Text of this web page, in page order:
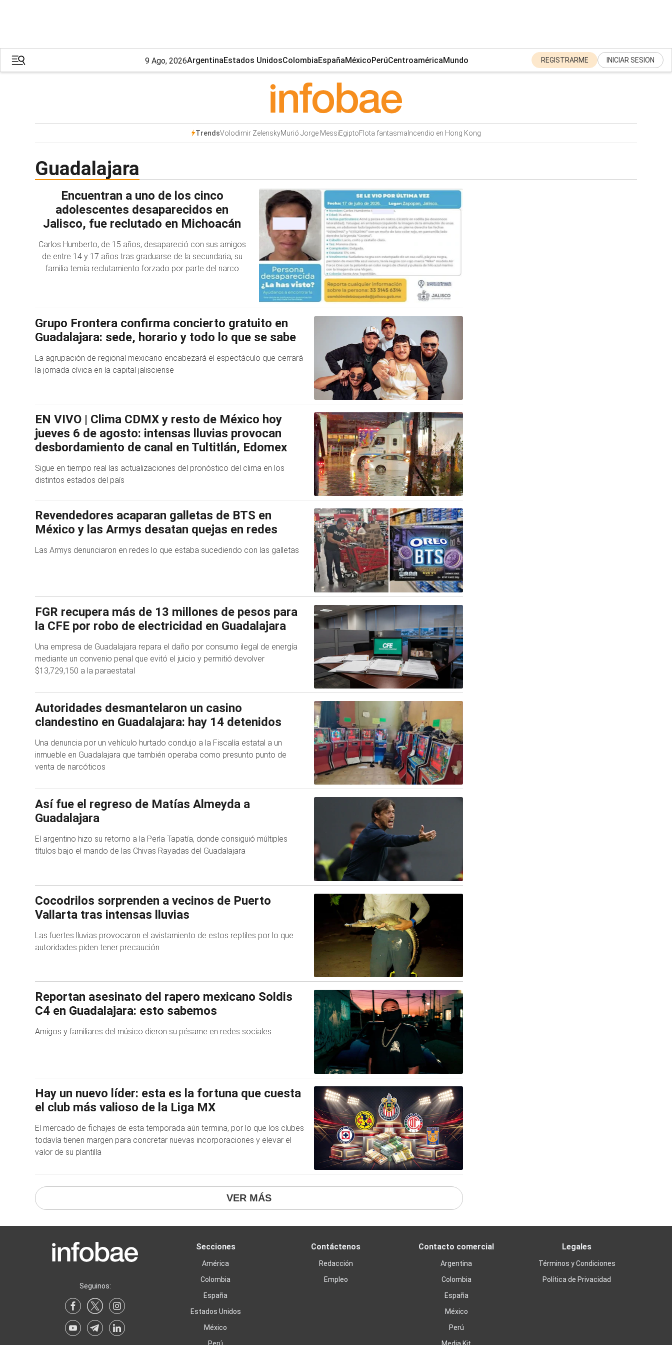
9 Ago, 2026ArgentinaEstados UnidosColombiaEspañaMéxicoPerúCentroaméricaMundo REGISTRARME INICIAR SESION
TrendsVolodimir ZelenskyMurió Jorge MessiEgiptoFlota fantasmaIncendio en Hong Kong
Guadalajara
Encuentran a uno de los cinco
adolescentes desaparecidos en
Jalisco, fue reclutado en Michoacán
Carlos Humberto, de 15 años, desapareció con sus amigos
de entre 14 y 17 años tras graduarse de la secundaria, su
familia temía reclutamiento forzado por parte del narco
Grupo Frontera confirma concierto gratuito en
Guadalajara: sede, horario y todo lo que se sabe
La agrupación de regional mexicano encabezará el espectáculo que cerrará
la jornada cívica en la capital jalisciense
EN VIVO | Clima CDMX y resto de México hoy
jueves 6 de agosto: intensas lluvias provocan
desbordamiento de canal en Tultitlán, Edomex
Sigue en tiempo real las actualizaciones del pronóstico del clima en los
distintos estados del país
Revendedores acaparan galletas de BTS en
México y las Armys desatan quejas en redes
Las Armys denunciaron en redes lo que estaba sucediendo con las galletas
FGR recupera más de 13 millones de pesos para
la CFE por robo de electricidad en Guadalajara
Una empresa de Guadalajara repara el daño por consumo ilegal de energía
mediante un convenio penal que evitó el juicio y permitió devolver
$13,729,150 a la paraestatal
Autoridades desmantelaron un casino
clandestino en Guadalajara: hay 14 detenidos
Una denuncia por un vehículo hurtado condujo a la Fiscalía estatal a un
inmueble en Guadalajara que también operaba como presunto punto de
venta de narcóticos
Así fue el regreso de Matías Almeyda a
Guadalajara
El argentino hizo su retorno a la Perla Tapatía, donde consiguió múltiples
títulos bajo el mando de las Chivas Rayadas del Guadalajara
Cocodrilos sorprenden a vecinos de Puerto
Vallarta tras intensas lluvias
Las fuertes lluvias provocaron el avistamiento de estos reptiles por lo que
autoridades piden tener precaución
Reportan asesinato del rapero mexicano Soldis
C4 en Guadalajara: esto sabemos
Amigos y familiares del músico dieron su pésame en redes sociales
Hay un nuevo líder: esta es la fortuna que cuesta
el club más valioso de la Liga MX
El mercado de fichajes de esta temporada aún termina, por lo que los clubes
todavía tienen margen para concretar nuevas incorporaciones y elevar el
valor de su plantilla
VER MÁS
Seguinos:
Secciones
América
Colombia
España
Estados Unidos
México
Contáctenos
Redacción
Empleo
Contacto comercial
Argentina
Colombia
España
México
Perú
Legales
Términos y Condiciones
Política de Privacidad